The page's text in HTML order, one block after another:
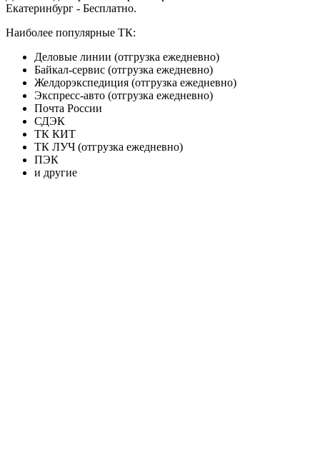
Екатеринбург - Бесплатно.
Наиболее популярные ТК:
Деловые линии (отгрузка ежедневно)
Байкал-сервис (отгрузка ежедневно)
Желдорэкспедиция (отгрузка ежедневно)
Экспресс-авто (отгрузка ежедневно)
Почта России
СДЭК
ТК КИТ
ТК ЛУЧ (отгрузка ежедневно)
ПЭК
и другие